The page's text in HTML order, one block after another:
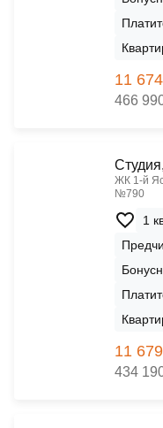
11
466
ЖК 1‑й
№790
1
11
434